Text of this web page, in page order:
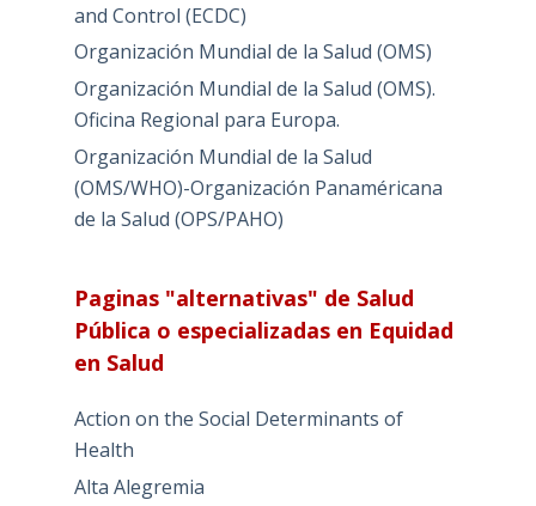
and Control (ECDC)
Organización Mundial de la Salud (OMS)
Organización Mundial de la Salud (OMS).
Oficina Regional para Europa.
Organización Mundial de la Salud
(OMS/WHO)-Organización Panaméricana
de la Salud (OPS/PAHO)
Paginas "alternativas" de Salud
Pública o especializadas en Equidad
en Salud
Action on the Social Determinants of
Health
Alta Alegremia